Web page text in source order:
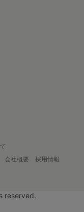
会社概要
採用情報
reserved.